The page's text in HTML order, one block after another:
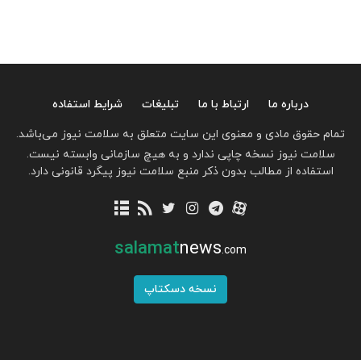
درباره ما ارتباط با ما تبلیغات
شرایط استفاده
تمام حقوق مادی و معنوی این سایت متعلق به سلامت نیوز می‌باشد.
سلامت نیوز نسخه چاپی ندارد و به هیچ سازمانی وابسته نیست.
استفاده از مطالب بدون ذکر منبع سلامت نیوز پیگرد قانونی دارد.
salamatnews.com
نسخه دسکتاپ